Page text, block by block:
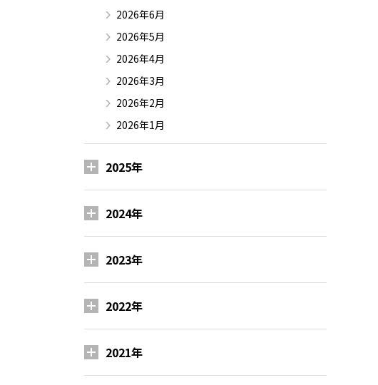
2026年6月
2026年5月
2026年4月
2026年3月
2026年2月
2026年1月
2025年
2024年
2023年
2022年
2021年